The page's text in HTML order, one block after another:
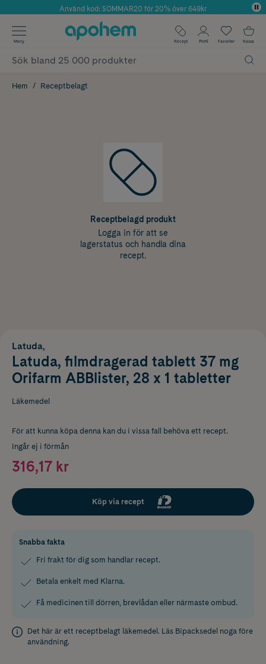
Årets Butik 2025 inom Skönhet
Använd kod: SOMMAR20 för 20% över 649kr
✓ Fri frakt
✓ Poäng på alla köp*
Meny Recept Profil Favoriter Kassa
Hem Receptbelagt
Receptbelagd produkt
Logga in för att se
lagerstatus och handla dina
recept.
Latuda,
Latuda, filmdragerad tablett 37 mg
Orifarm ABBlister, 28 x 1 tabletter
Läkemedel
För att kunna köpa denna kan du i vissa fall behöva ett recept.
Ingår ej i förmån
316,17 kr
Köp via recept
Snabba fakta
Fri frakt för dig som handlar recept.
Betala enkelt med Klarna.
Få medicinen till dörren, brevlådan eller närmaste ombud.
Det här är ett receptbelagt läkemedel. Läs Bipacksedel noga före
användning.